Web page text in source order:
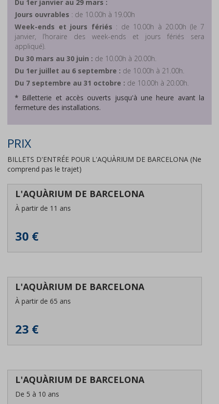
Du 1er janvier au 29 mars :
Jours ouvrables : de 10.00h à 19.00h
Week-ends et jours fériés : de 10.00h à 20.00h (le 7
janvier, l’horaire des week-ends et jours fériés sera
appliqué).
Du 30 mars au 30 juin : de 10.00h à 20.00h.
Du 1er juillet au 6 septembre : de 10.00h à 21.00h.
Du 7 septembre au 31 octobre : de 10.00h à 20.00h.
* Billetterie et accès ouverts jusqu'à une heure avant la
fermeture des installations.
PRIX
BILLETS D'ENTRÉE POUR L'AQUÀRIUM DE BARCELONA (Ne
comprend pas le trajet)
L'AQUÀRIUM DE BARCELONA
À partir de 11 ans
30 €
L'AQUÀRIUM DE BARCELONA
À partir de 65 ans
23 €
L'AQUÀRIUM DE BARCELONA
De 5 à 10 ans